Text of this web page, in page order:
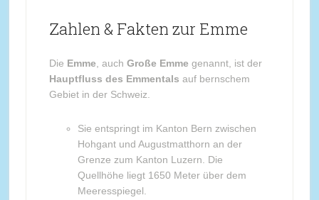
Zahlen & Fakten zur Emme
Die Emme , auch Große Emme genannt, ist der
Hauptfluss des Emmentals auf bernschem
Gebiet in der Schweiz.
Sie entspringt im Kanton Bern zwischen
Hohgant und Augustmatthorn an der
Grenze zum Kanton Luzern. Die
Quellhöhe liegt 1650 Meter über dem
Meeresspiegel.